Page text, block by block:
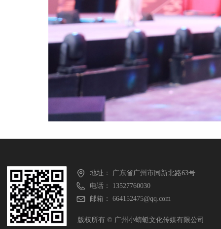
地址：
广东省广州市同新北路63号
电话：
13527760030
邮箱：
664152475@qq.com
版权所有 © 广州小蜻蜓文化传媒有限公司